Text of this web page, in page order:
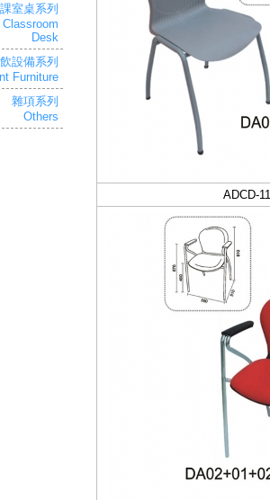
室桌系列
Desk
設備系列
Furniture
雜項系列
Others
ADCD-